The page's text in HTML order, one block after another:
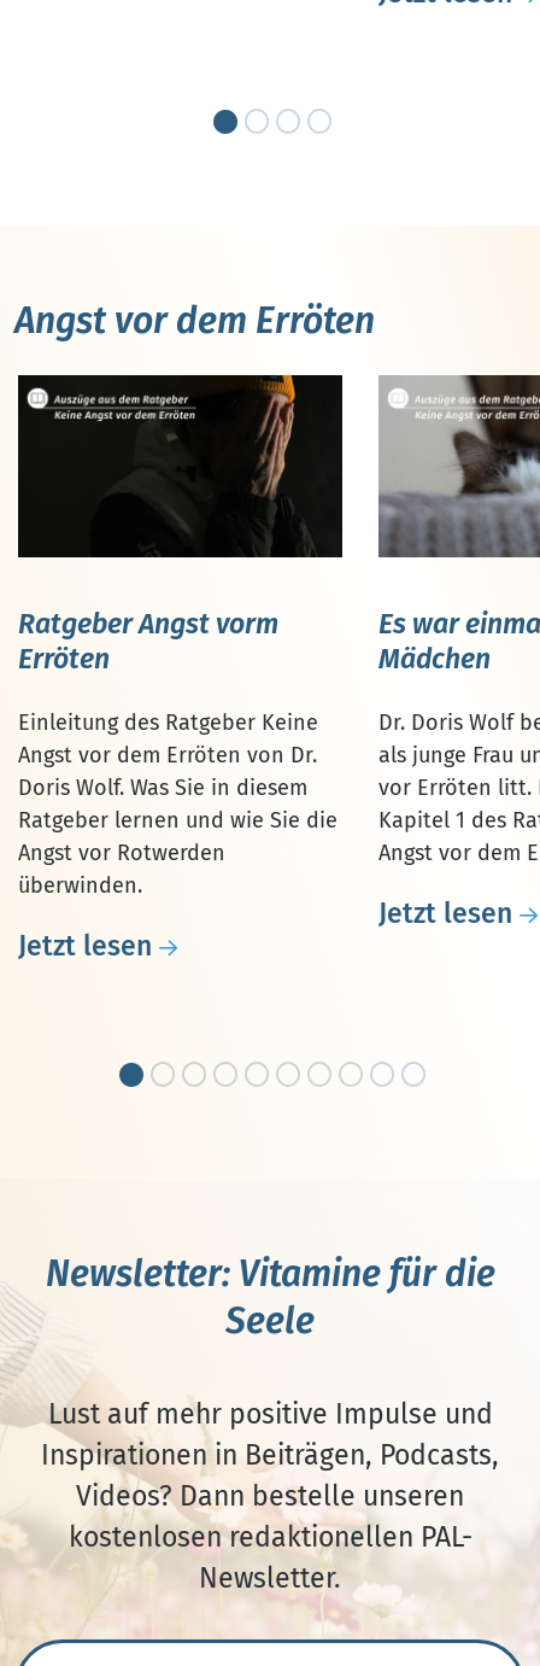
Angst vor dem Erröten
Ratgeber Angst vorm
Erröten
Einleitung des Ratgeber Keine
Angst vor dem Erröten von Dr.
Doris Wolf. Was Sie in diesem
Ratgeber lernen und wie Sie die
Angst vor Rotwerden
überwinden.
Jetzt lesen
Es war
Mädchen
Dr. Doris Wolf
als junge Frau
vor Erröten litt.
Kapitel 1 des
Angst vor dem
Jetzt lesen
Newsletter: Vitamine für die
Seele
Lust auf mehr positive Impulse und
Inspirationen in Beiträgen, Podcasts,
Videos? Dann bestelle unseren
kostenlosen redaktionellen PAL-
Newsletter.
E-Mail-Adresse